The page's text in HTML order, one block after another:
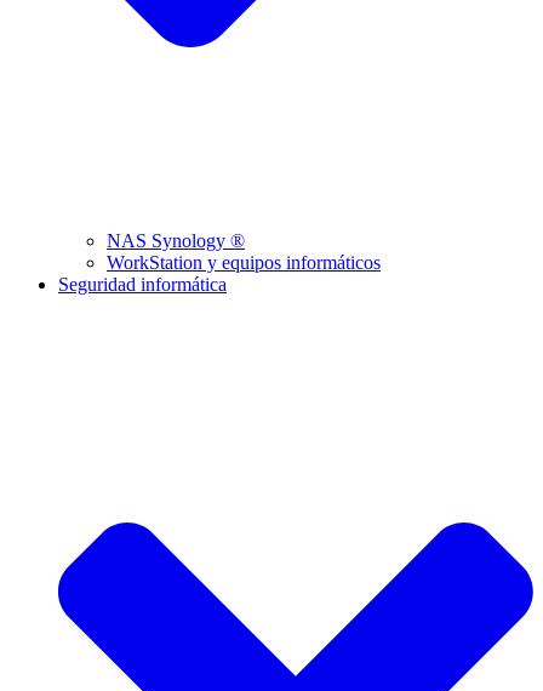
NAS Synology ®
WorkStation y equipos informáticos
Seguridad informática